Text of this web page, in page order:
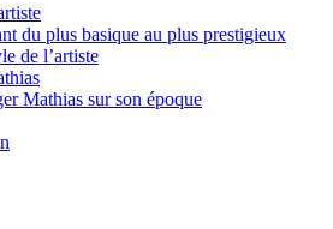
du plus basique au plus prestigieux
de l’artiste
Mathias sur son époque